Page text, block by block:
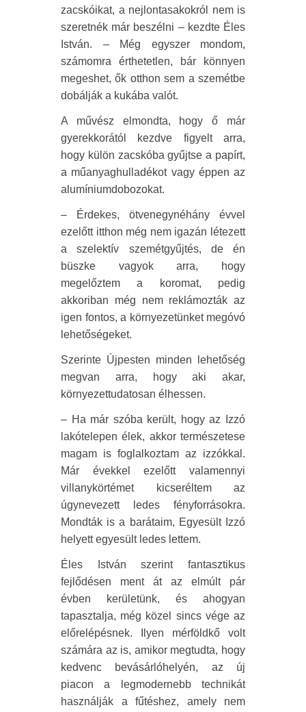
zacskóikat, a nejlontasakokról nem is
szeretnék már beszélni – kezdte Éles
István. – Még egyszer mondom,
számomra érthetetlen, bár könnyen
megeshet, ők otthon sem a szemétbe
dobálják a kukába valót.
A művész elmondta, hogy ő már
gyerekkorától kezdve figyelt arra,
hogy külön zacskóba gyűjtse a papírt,
a műanyaghulladékot vagy éppen az
alumíniumdobozokat.
– Érdekes, ötvenegynéhány évvel
ezelőtt itthon még nem igazán létezett
a szelektív szemétgyűjtés, de én
büszke vagyok arra, hogy
megelőztem a koromat, pedig
akkoriban még nem reklámozták az
igen fontos, a környezetünket megóvó
lehetőségeket.
Szerinte Újpesten minden lehetőség
megvan arra, hogy aki akar,
környezettudatosan élhessen.
– Ha már szóba került, hogy az Izzó
lakótelepen élek, akkor természetese
magam is foglalkoztam az izzókkal.
Már évekkel ezelőtt valamennyi
villanykörtémet kicseréltem az
úgynevezett ledes fényforrásokra.
Mondták is a barátaim, Egyesült Izzó
helyett egyesült ledes lettem.
Éles István szerint fantasztikus
fejlődésen ment át az elmúlt pár
évben kerületünk, és ahogyan
tapasztalja, még közel sincs vége az
előrelépésnek. Ilyen mérföldkő volt
számára az is, amikor megtudta, hogy
kedvenc bevásárlóhelyén, az új
piacon a legmodernebb technikát
használják a fűtéshez, amely nem